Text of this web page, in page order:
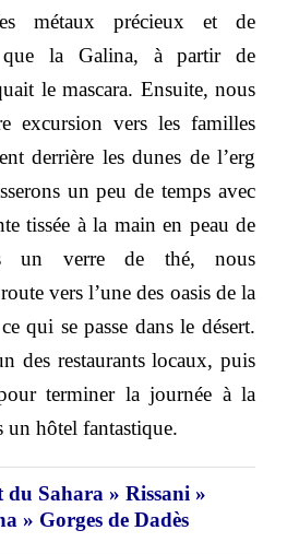
métaux précieux et de
que la Galina, à partir de
le mascara. Ensuite, nous
excursion vers les familles
derrière les dunes de l’erg
un peu de temps avec
tissée à la main en peau de
un verre de thé, nous
vers l’une des oasis de la
qui se passe dans le désert.
des restaurants locaux, puis
terminer la journée à la
un hôtel fantastique.
Sahara » Rissani »
» Gorges de Dadès